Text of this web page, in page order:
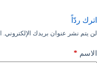
اترك ردّاً
لن يتم نشر عنوان بريدك الإلكتروني.
الاسم *